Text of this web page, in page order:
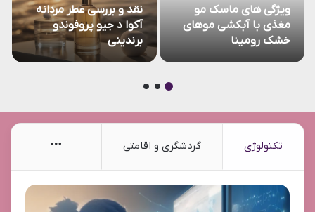
ویژگی های ماسک مو
مغذی با آبکشی موهای
خشک رومینا
نقد و بررسی عطر مردانه
آکوا د جیو پروفوندو
برندینی
تکنولوژی گردشگری و اقامتی More